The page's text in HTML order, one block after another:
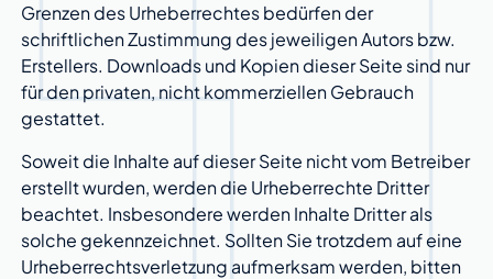
Grenzen des Urheberrechtes bedürfen der
schriftlichen Zustimmung des jeweiligen Autors bzw.
Erstellers. Downloads und Kopien dieser Seite sind nur
für den privaten, nicht kommerziellen Gebrauch
gestattet.
Soweit die Inhalte auf dieser Seite nicht vom Betreiber
erstellt wurden, werden die Urheberrechte Dritter
beachtet. Insbesondere werden Inhalte Dritter als
solche gekennzeichnet. Sollten Sie trotzdem auf eine
Urheberrechtsverletzung aufmerksam werden, bitten